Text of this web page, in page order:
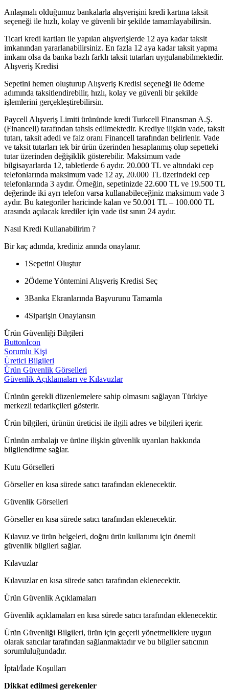
Anlaşmalı olduğumuz bankalarla alışverişini kredi kartına taksit
seçeneği ile hızlı, kolay ve güvenli bir şekilde tamamlayabilirsin.
Ticari kredi kartları ile yapılan alışverişlerde 12 aya kadar taksit
imkanından yararlanabilirsiniz. En fazla 12 aya kadar taksit yapma
imkanı olsa da banka bazlı farklı taksit tutarları uygulanabilmektedir.
Alışveriş Kredisi
Sepetini hemen oluşturup Alışveriş Kredisi seçeneği ile ödeme
adımında taksitlendirebilir, hızlı, kolay ve güvenli bir şekilde
işlemlerini gerçekleştirebilirsin.
Paycell Alışveriş Limiti ürününde kredi Turkcell Finansman A.Ş.
(Financell) tarafından tahsis edilmektedir. Krediye ilişkin vade, taksit
tutarı, taksit adedi ve faiz oranı Financell tarafından belirlenir. Vade
ve taksit tutarları tek bir ürün üzerinden hesaplanmış olup sepetteki
tutar üzerinden değişiklik gösterebilir. Maksimum vade
bilgisayarlarda 12, tabletlerde 6 aydır. 20.000 TL ve altındaki cep
telefonlarında maksimum vade 12 ay, 20.000 TL üzerindeki cep
telefonlarında 3 aydır. Örneğin, sepetinizde 22.600 TL ve 19.500 TL
değerinde iki ayrı telefon varsa kullanabileceğiniz maksimum vade 3
aydır. Bu kategoriler haricinde kalan ve 50.001 TL – 100.000 TL
arasında açılacak krediler için vade üst sınırı 24 aydır.
Nasıl Kredi Kullanabilirim ?
Bir kaç adımda, krediniz anında onaylanır.
1Sepetini Oluştur
2Ödeme Yöntemini Alışveriş Kredisi Seç
3Banka Ekranlarında Başvurunu Tamamla
4Siparişin Onaylansın
Ürün Güvenliği Bilgileri
ButtonIcon
Sorumlu Kişi
Üretici Bilgileri
Ürün Güvenlik Görselleri
Güvenlik Açıklamaları ve Kılavuzlar
Ürünün gerekli düzenlemelere sahip olmasını sağlayan Türkiye
merkezli tedarikçileri gösterir.
Ürün bilgileri, ürünün üreticisi ile ilgili adres ve bilgileri içerir.
Ürünün ambalajı ve ürüne ilişkin güvenlik uyarıları hakkında
bilgilendirme sağlar.
Kutu Görselleri
Görseller en kısa sürede satıcı tarafından eklenecektir.
Güvenlik Görselleri
Görseller en kısa sürede satıcı tarafından eklenecektir.
Kılavuz ve ürün belgeleri, doğru ürün kullanımı için önemli
güvenlik bilgileri sağlar.
Kılavuzlar
Kılavuzlar en kısa sürede satıcı tarafından eklenecektir.
Ürün Güvenlik Açıklamaları
Güvenlik açıklamaları en kısa sürede satıcı tarafından eklenecektir.
Ürün Güvenliği Bilgileri, ürün için geçerli yönetmeliklere uygun
olarak satıcılar tarafından sağlanmaktadır ve bu bilgiler satıcının
sorumluluğundadır.
İptal/İade Koşulları
Dikkat edilmesi gerekenler